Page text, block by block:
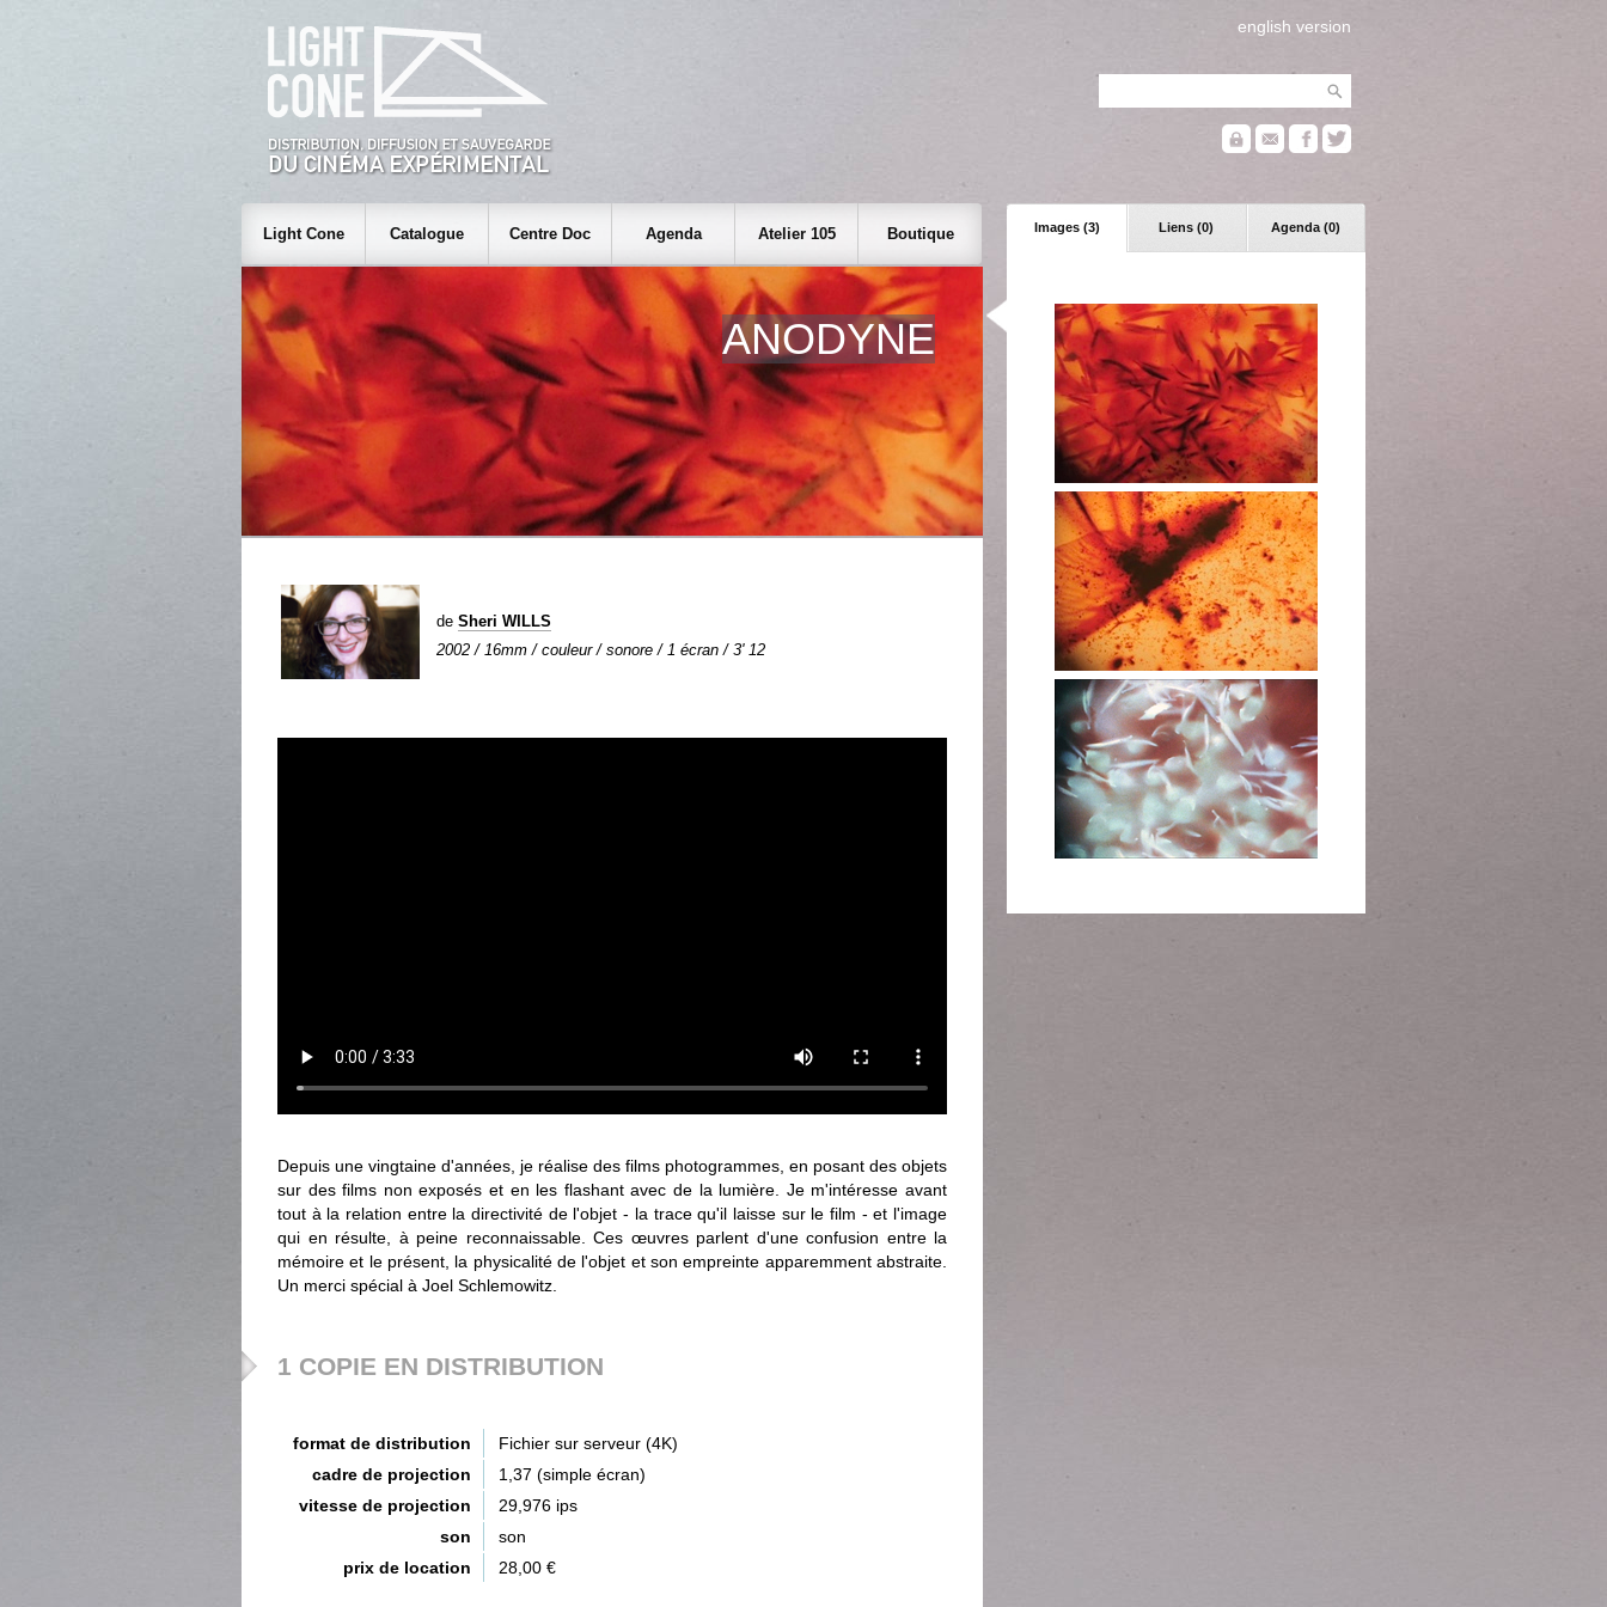
english version
Images (3) Liens (0) Agenda (0)
Light Cone Catalogue Centre Doc Agenda Atelier 105 Boutique
ANODYNE
de Sheri WILLS
2002 / 16mm / couleur / sonore / 1 écran / 3' 12
Depuis une vingtaine d'années, je réalise des films photogrammes, en posant des objets
sur des films non exposés et en les flashant avec de la lumière. Je m'intéresse avant
tout à la relation entre la directivité de l'objet - la trace qu'il laisse sur le film - et l'image
qui en résulte, à peine reconnaissable. Ces œuvres parlent d'une confusion entre la
mémoire et le présent, la physicalité de l'objet et son empreinte apparemment abstraite.
Un merci spécial à Joel Schlemowitz.
1 COPIE EN DISTRIBUTION
format de distribution
Fichier sur serveur (4K)
cadre de projection
1,37 (simple écran)
vitesse de projection
29,976 ips
son
son
prix de location
28,00 €